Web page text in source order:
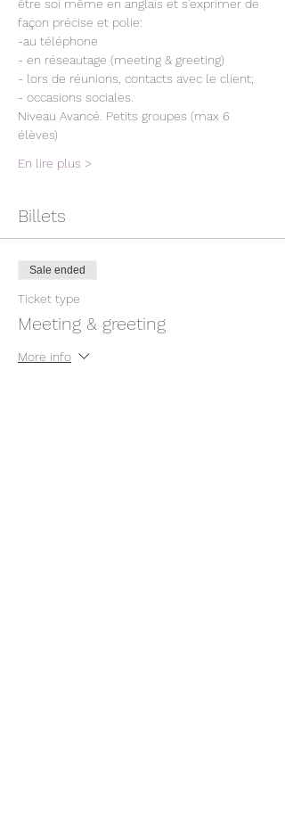
être soi même en anglais et s'exprimer de
façon précise et polie:
-au téléphone
- en réseautage (meeting & greeting)
- lors de réunions, contacts avec le client;
- occasions sociales.
Niveau Avancé. Petits groupes (max 6
élèves)
En lire plus >
Billets
Sale ended
Ticket type
Meeting & greeting
More info